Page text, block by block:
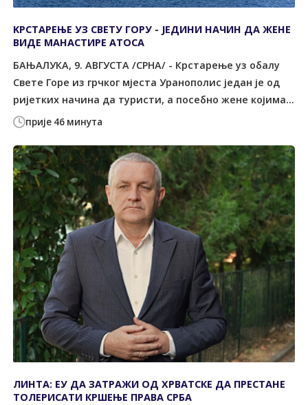
прије 46 минута
KРСТАРЕЊЕ УЗ СВЕТУ ГОРУ - ЈЕДИНИ НАЧИН ДА ЖЕНЕ
ВИДЕ МАНАСТИРЕ АТОСА
БАЊАЛУКА, 9. АВГУСТА /СРНА/ - Крстарење уз обалу
Свете Горе из грчког мјеста Уранополис један је од
ријетких начина да туристи, а посебно жене којима...
ЛИНТА: ЕУ ДА ЗАТРАЖИ ОД ХРВАТСКЕ ДА ПРЕСТАНЕ
ТОЛЕРИСАТИ КРШЕЊЕ ПРАВА СРБА